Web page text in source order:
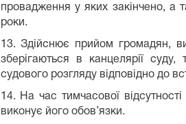
провадження у яких закінчено, а
роки.
13. Здійснює прийом громадян,
зберігаються в канцелярії
судового розгляду відповідно до
14. На час тимчасової
виконує його обов’язки.